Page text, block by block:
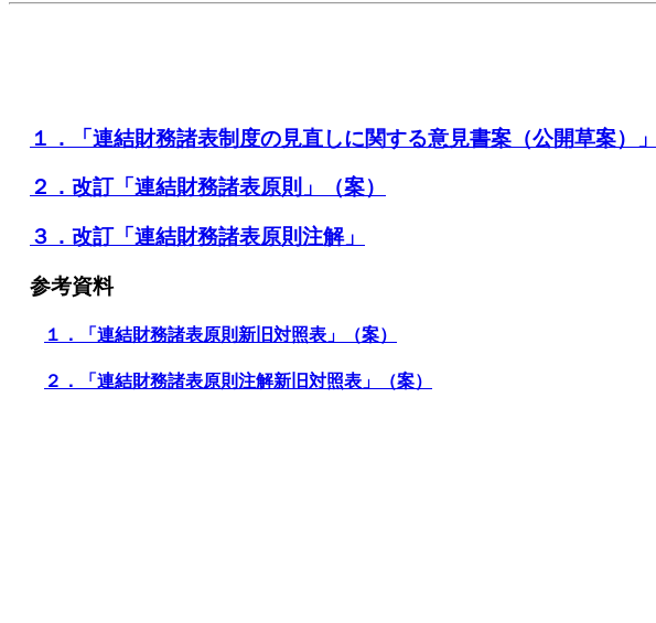
１．「連結財務諸表制度の見直しに関する意見書案（公開草案）
２．改訂「連結財務諸表原則」（案）
３．改訂「連結財務諸表原則注解」
参考資料
１．「連結財務諸表原則新旧対照表」（案）
２．「連結財務諸表原則注解新旧対照表」（案）